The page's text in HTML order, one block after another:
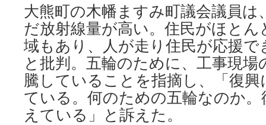
大熊町の木幡ますみ町議会議員は
だ放射線量が高い。住民がほと
域もあり、人が走り住民が応援
と批判。五輪のために、工事現
騰していることを指摘し、「復
ている。何のための五輪なのか
えている」と訴えた。